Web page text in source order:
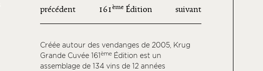
précédent 161ème Édition suivant
Créée autour des vendanges de 2005, Krug
Grande Cuvée 161ème Édition est un
assemblage de 134 vins de 12 années